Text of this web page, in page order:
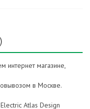
интернет магазине,
в Москве.
Atlas Design